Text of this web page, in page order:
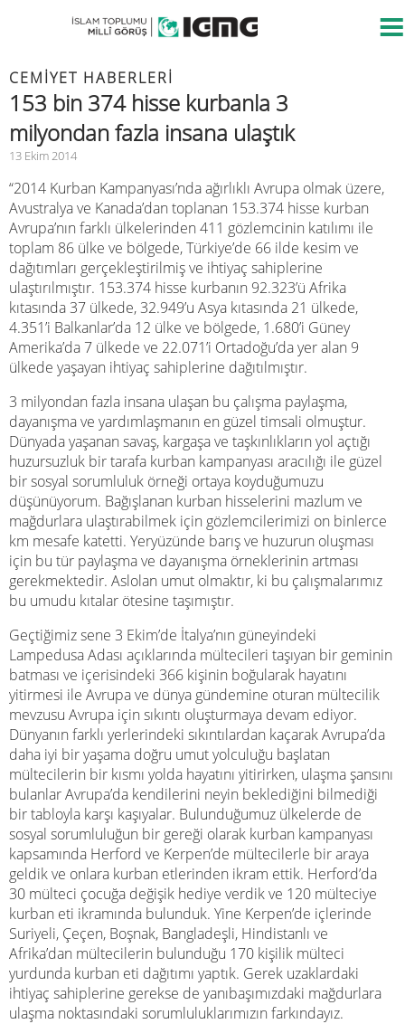
CEMIYET HABERLERI
153 bin 374 hisse kurbanla 3
milyondan fazla insana ulaştık
13 Ekim 2014
“2014 Kurban Kampanyası’nda ağırlıklı Avrupa olmak üzere,
Avustralya ve Kanada’dan toplanan 153.374 hisse kurban
Avrupa’nın farklı ülkelerinden 411 gözlemcinin katılımı ile
toplam 86 ülke ve bölgede, Türkiye’de 66 ilde kesim ve
dağıtımları gerçekleştirilmiş ve ihtiyaç sahiplerine
ulaştırılmıştır. 153.374 hisse kurbanın 92.323’ü Afrika
kıtasında 37 ülkede, 32.949’u Asya kıtasında 21 ülkede,
4.351’i Balkanlar’da 12 ülke ve bölgede, 1.680’i Güney
Amerika’da 7 ülkede ve 22.071’i Ortadoğu’da yer alan 9
ülkede yaşayan ihtiyaç sahiplerine dağıtılmıştır.
3 milyondan fazla insana ulaşan bu çalışma paylaşma,
dayanışma ve yardımlaşmanın en güzel timsali olmuştur.
Dünyada yaşanan savaş, kargaşa ve taşkınlıkların yol açtığı
huzursuzluk bir tarafa kurban kampanyası aracılığı ile güzel
bir sosyal sorumluluk örneği ortaya koyduğumuzu
düşünüyorum. Bağışlanan kurban hisselerini mazlum ve
mağdurlara ulaştırabilmek için gözlemcilerimizi on binlerce
km mesafe katetti. Yeryüzünde barış ve huzurun oluşması
için bu tür paylaşma ve dayanışma örneklerinin artması
gerekmektedir. Aslolan umut olmaktır, ki bu çalışmalarımız
bu umudu kıtalar ötesine taşımıştır.
Geçtiğimiz sene 3 Ekim’de İtalya’nın güneyindeki
Lampedusa Adası açıklarında mültecileri taşıyan bir geminin
batması ve içerisindeki 366 kişinin boğularak hayatını
yitirmesi ile Avrupa ve dünya gündemine oturan mültecilik
mevzusu Avrupa için sıkıntı oluşturmaya devam ediyor.
Dünyanın farklı yerlerindeki sıkıntılardan kaçarak Avrupa’da
daha iyi bir yaşama doğru umut yolculuğu başlatan
mültecilerin bir kısmı yolda hayatını yitirirken, ulaşma şansını
bulanlar Avrupa’da kendilerini neyin beklediğini bilmediği
bir tabloyla karşı kaşıyalar. Bulunduğumuz ülkelerde de
sosyal sorumluluğun bir gereği olarak kurban kampanyası
kapsamında Herford ve Kerpen’de mültecilerle bir araya
geldik ve onlara kurban etlerinden ikram ettik. Herford’da
30 mülteci çocuğa değişik hediye verdik ve 120 mülteciye
kurban eti ikramında bulunduk. Yine Kerpen’de içlerinde
Suriyeli, Çeçen, Boşnak, Bangladeşli, Hindistanlı ve
Afrika’dan mültecilerin bulunduğu 170 kişilik mülteci
yurdunda kurban eti dağıtımı yaptık. Gerek uzaklardaki
ihtiyaç sahiplerine gerekse de yanıbaşımızdaki mağdurlara
ulaşma noktasındaki sorumluluklarımızın farkındayız.